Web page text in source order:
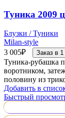
Туника 2009
Блузки / Туники
Milan-style
3 005₽ Заказ в 1
Туника-рубашка
воротником,
половину из
Добавить в
Быстрый